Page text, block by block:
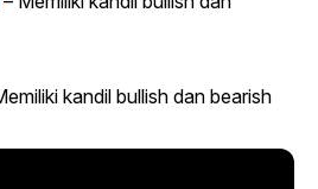
kandil bullish dan bearish